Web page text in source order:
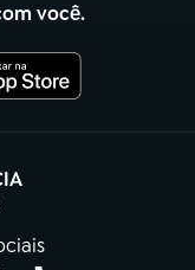
você.
nova aba)